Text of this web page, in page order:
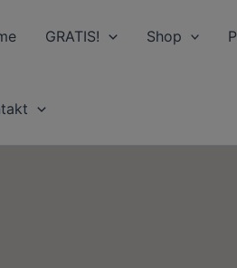
GRATIS! Shop